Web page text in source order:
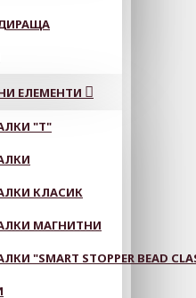
ЕЛЕМЕНТИ
"Т"
КЛАСИК
МАГНИТНИ
"SMART STOPPER BEAD